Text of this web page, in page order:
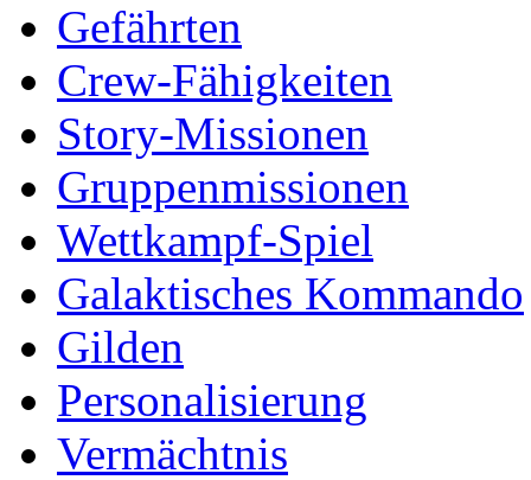
Gefährten
Crew-Fähigkeiten
Story-Missionen
Gruppenmissionen
Wettkampf-Spiel
Galaktisches Kommando
Gilden
Personalisierung
Vermächtnis